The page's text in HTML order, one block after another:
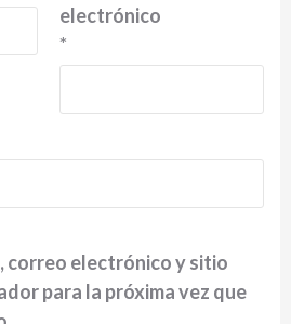
electrónico
*
correo electrónico y sitio
para la próxima vez que